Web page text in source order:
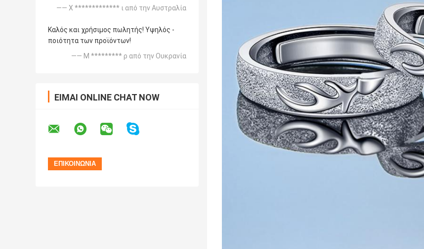
—— Χ ************* ι από την Αυστραλία
Καλός και χρήσιμος πωλητής! Υψηλός -
ποιότητα των προϊόντων!
—— Μ ********* ρ από την Ουκρανία
ΕΊΜΑΙ ONLINE CHAT NOW